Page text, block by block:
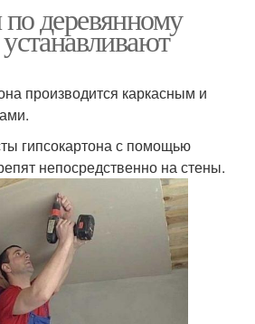
деревянному
производится каркасным и
гипсокартона с помощью
непосредственно на стены.